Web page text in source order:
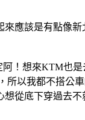
應該是有點像
！想來KTM也是
以我都不搭公
從底下穿過去